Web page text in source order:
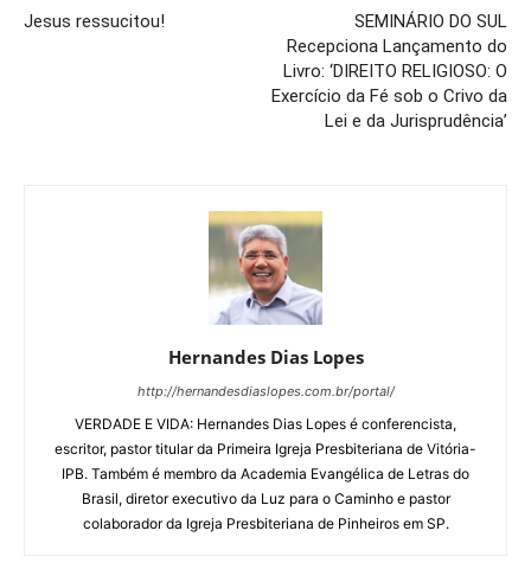
Jesus ressucitou!
SEMINÁRIO DO SUL
Recepciona Lançamento do
Livro: ‘DIREITO RELIGIOSO: O
Exercício da Fé sob o Crivo da
Lei e da Jurisprudência’
Hernandes Dias Lopes
http://hernandesdiaslopes.com.br/portal/
VERDADE E VIDA: Hernandes Dias Lopes é conferencista,
escritor, pastor titular da Primeira Igreja Presbiteriana de Vitória-
IPB. Também é membro da Academia Evangélica de Letras do
Brasil, diretor executivo da Luz para o Caminho e pastor
colaborador da Igreja Presbiteriana de Pinheiros em SP.